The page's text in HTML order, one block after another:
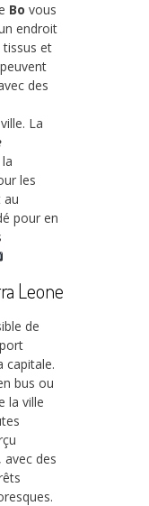
Bo vous
endroit
tissus et
des
La
les
au
pour en
Leone
de
capitale.
bus ou
la ville
avec des